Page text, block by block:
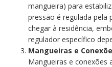
mangueira) para
pressão é regulada pela
chegar à residência,
regulador específico
Mangueiras e
Mangueiras e conexões